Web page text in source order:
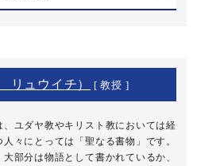
ュウイチ） [ 教授 ]
ユダヤ教やキリスト教においては経
々にとっては「聖なる書物」です。
部分は物語として書かれているか、